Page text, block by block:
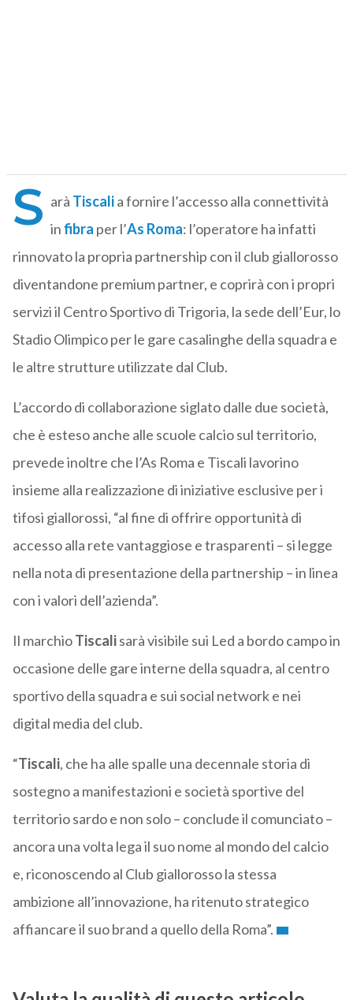
S arà Tiscalia fornire l’accesso alla connettività
infibra per l’As Roma: l’operatore ha infatti
rinnovato la propria partnership con il club giallorosso
diventandone premium partner, e coprirà con i propri
servizi il Centro Sportivo di Trigoria, la sede dell’Eur, lo
Stadio Olimpico per le gare casalinghe della squadra e
le altre strutture utilizzate dal Club.
L’accordo di collaborazione siglato dalle due società,
che è esteso anche alle scuole calcio sul territorio,
prevede inoltre che l’As Roma e Tiscali lavorino
insieme alla realizzazione di iniziative esclusive per i
tifosi giallorossi, “al fine di offrire opportunità di
accesso alla rete vantaggiose e trasparenti – si legge
nella nota di presentazione della partnership – in linea
con i valori dell’azienda”.
Il marchioTiscalisarà visibile sui Led a bordo campo in
occasione delle gare interne della squadra, al centro
sportivo della squadra e sui social network e nei
digital media del club.
“Tiscali, che ha alle spalle una decennale storia di
sostegno a manifestazioni e società sportive del
territorio sardo e non solo – conclude il comunciato –
ancora una volta lega il suo nome al mondo del calcio
e, riconoscendo al Club giallorosso la stessa
ambizione all’innovazione, ha ritenuto strategico
affiancare il suo brand a quello della Roma”.